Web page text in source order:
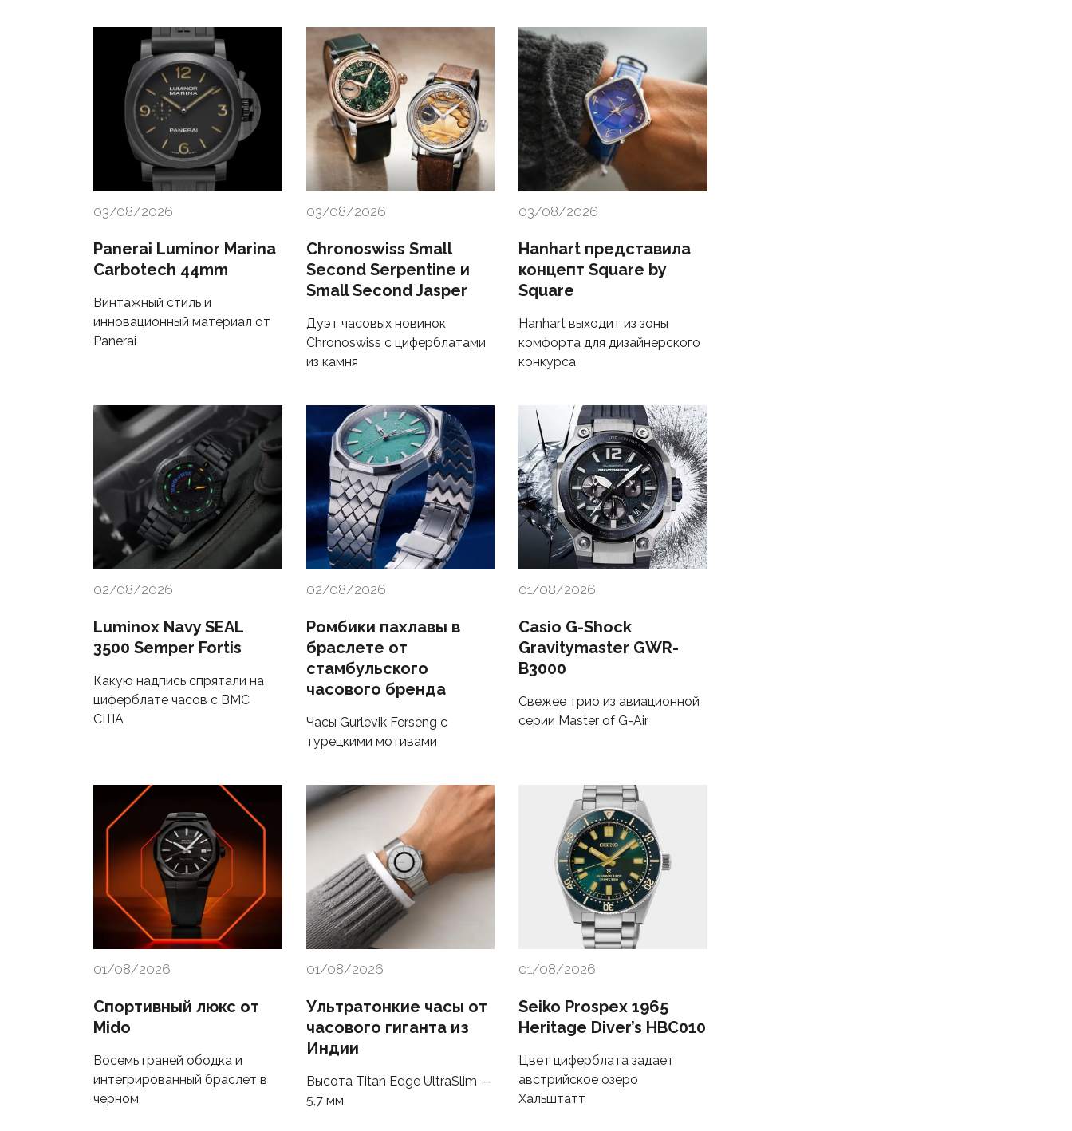
03/08/2026
Panerai Luminor Marina
Carbotech 44mm
Винтажный стиль и
инновационный материал от
Panerai
03/08/2026
Chronoswiss Small
Second Serpentine и
Small Second Jasper
Дуэт часовых новинок
Chronoswiss с циферблатами
из камня
03/08/2026
Hanhart представила
концепт Square by
Square
Hanhart выходит из зоны
комфорта для дизайнерского
конкурса
02/08/2026
Luminox Navy SEAL
3500 Semper Fortis
Какую надпись спрятали на
циферблате часов с ВМС
США
02/08/2026
Ромбики пахлавы в
браслете от
стамбульского
часового бренда
Часы Gurlevik Ferseng с
турецкими мотивами
01/08/2026
Casio G-Shock
Gravitymaster GWR-
B3000
Свежее трио из авиационной
серии Master of G-Air
01/08/2026
Спортивный люкс от
Mido
Восемь граней ободка и
интегрированный браслет в
черном
01/08/2026
Ультратонкие часы от
часового гиганта из
Индии
Высота Titan Edge UltraSlim —
5,7 мм
01/08/2026
Seiko Prospex 1965
Heritage Diver’s HBC010
Цвет циферблата задает
австрийское озеро
Хальштатт